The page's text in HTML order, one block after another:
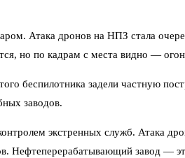
Атака дронов на НПЗ стала
но по кадрам с места видно —
беспилотника задели частную
заводов.
экстренных служб. Атака
завод —